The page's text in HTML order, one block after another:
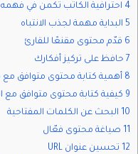
4 احترافية الكاتب تكمن في فهمه للقراء
5 البداية مهمة لجذب الانتباه
6 قدّم محتوى مقنعًا للقارئ
7 حافظ على تركيز أفكارك
8 أهمية كتابة محتوى متوافق مع محركات البحث
9 كيفية كتابة محتوى متوافق مع السيو
10 البحث عن الكلمات المفتاحية
11 صياغة محتوى فعّال
12 تحسين عنوان URL